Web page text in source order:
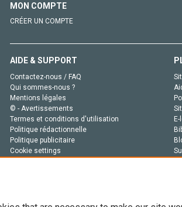
MON COMPTE
CRÉER UN COMPTE
AIDE & SUPPORT
Contactez-nous / FAQ
Qui sommes-nous ?
Mentions légales
© - Avertissements
Termes et conditions d'utilisation
Politique rédactionnelle
Politique publicitaire
Cookie settings